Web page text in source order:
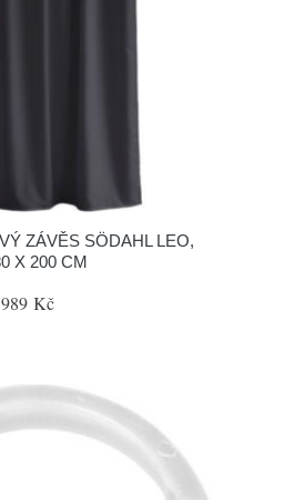
ZÁVĚS SÖDAHL LEO,
X 200 CM
989 Kč